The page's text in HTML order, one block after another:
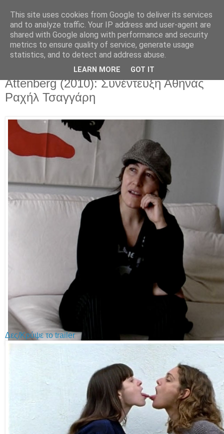
Movies For The Masses
Challenging common sense since 2004
Monday, December 06, 2010
Attenberg (2010): Συνέντευξη Αθηνάς
Ραχήλ Τσαγγάρη
Δες/Κρύψε το trailer
This site uses cookies from Google to deliver its services
and to analyze traffic. Your IP address and user-agent are
shared with Google along with performance and security
metrics to ensure quality of service, generate usage
statistics, and to detect and address abuse.
LEARN MORE GOT IT